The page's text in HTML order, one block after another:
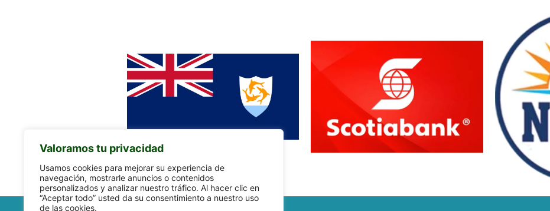
Valoramos tu privacidad
Usamos cookies para mejorar su experiencia de
navegación, mostrarle anuncios o contenidos
personalizados y analizar nuestro tráfico. Al hacer clic en
“Aceptar todo” usted da su consentimiento a nuestro uso
de las cookies.